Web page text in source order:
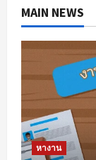
MAIN NEWS
หางาน